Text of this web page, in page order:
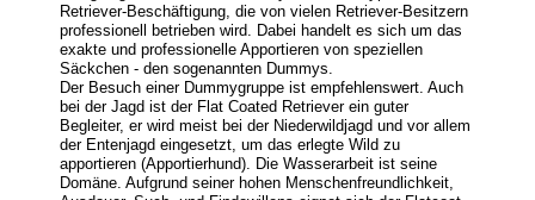
Retriever-Beschäftigung, die von vielen Retriever-Besitzern
professionell betrieben wird. Dabei handelt es sich um das
exakte und professionelle Apportieren von speziellen
Säckchen - den sogenannten Dummys.
Der Besuch einer Dummygruppe ist empfehlenswert. Auch
bei der Jagd ist der Flat Coated Retriever ein guter
Begleiter, er wird meist bei der Niederwildjagd und vor allem
der Entenjagd eingesetzt, um das erlegte Wild zu
apportieren (Apportierhund). Die Wasserarbeit ist seine
Domäne. Aufgrund seiner hohen Menschenfreundlichkeit,